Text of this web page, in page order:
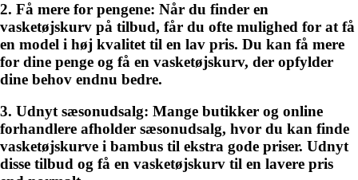
2. Få mere for pengene: Når du finder en
vasketøjskurv på tilbud, får du ofte mulighed for at få
en model i høj kvalitet til en lav pris. Du kan få mere
for dine penge og få en vasketøjskurv, der opfylder
dine behov endnu bedre.
3. Udnyt sæsonudsalg: Mange butikker og online
forhandlere afholder sæsonudsalg, hvor du kan finde
vasketøjskurve i bambus til ekstra gode priser. Udnyt
disse tilbud og få en vasketøjskurv til en lavere pris